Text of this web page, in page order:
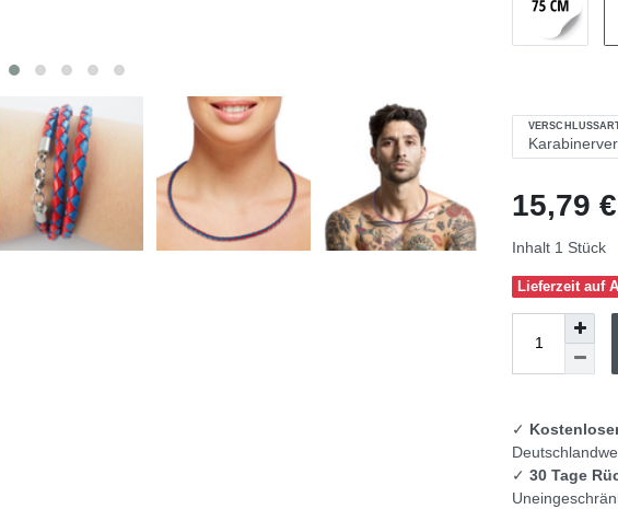
15,79
Inhalt 1 Stück
Lieferzeit auf
✓
✓ 30 Tage